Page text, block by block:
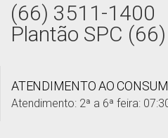
(66) 3511-1400
Plantão SPC
ATENDIMENTO AO
Atendimento: 2ª a 6ª feira: